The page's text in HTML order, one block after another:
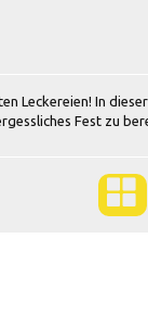
Leckereien! In dieser
Fest zu